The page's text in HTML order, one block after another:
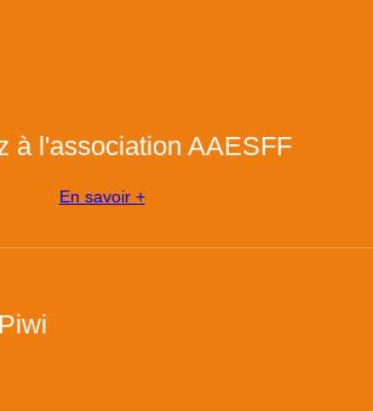
à l'association AAESFF
En savoir +